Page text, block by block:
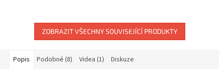
ZOBRAZIT VŠECHNY SOUVISEJÍCÍ PRODUKTY
Popis Podobné (8) Videa (1) Diskuze